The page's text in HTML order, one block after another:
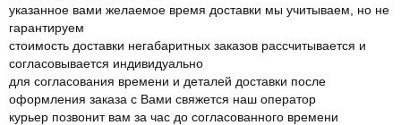
указанное вами желаемое время доставки мы учитываем, но не
гарантируем
стоимость доставки негабаритных заказов рассчитывается и
согласовывается индивидуально
для согласования времени и деталей доставки после
оформления заказа с Вами свяжется наш оператор
курьер позвонит вам за час до согласованного времени